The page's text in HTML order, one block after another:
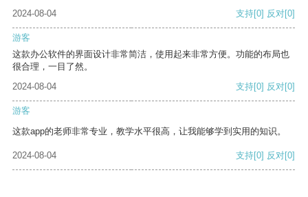
2024-08-04 支持[0] 反对[0]
游客
这款办公软件的界面设计非常简洁，使用起来非常方便。功能的布局也
很合理，一目了然。
2024-08-04
支持[0] 反对[0]
游客
这款app的老师非常专业，教学水平很高，让我能够学到实用的知识。
2024-08-04 支持[0] 反对[0]